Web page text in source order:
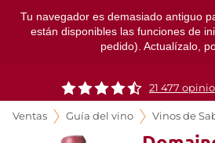
Tu navegador es demasiado antiguo
están disponibles las funciones de
pedido). Actualízalo,
21 477
Ventas Guía del vino Vinos de